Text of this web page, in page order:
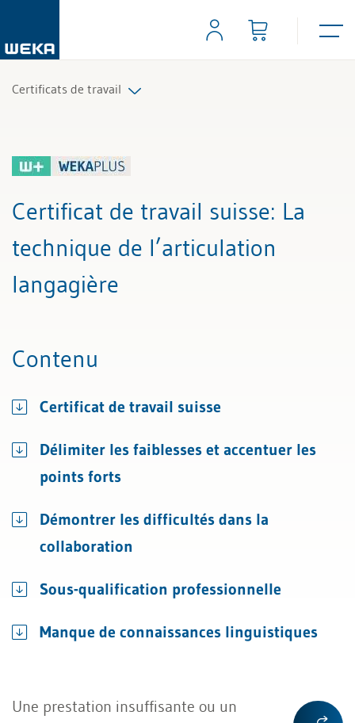
Certificats de travail
Certificat de travail suisse: La
technique de l’articulation
langagière
Contenu
Certificat de travail suisse
Délimiter les faiblesses et accentuer les
points forts
Démontrer les difficultés dans la
collaboration
Sous-qualification professionnelle
Manque de connaissances linguistiques
Une prestation insuffisante ou un